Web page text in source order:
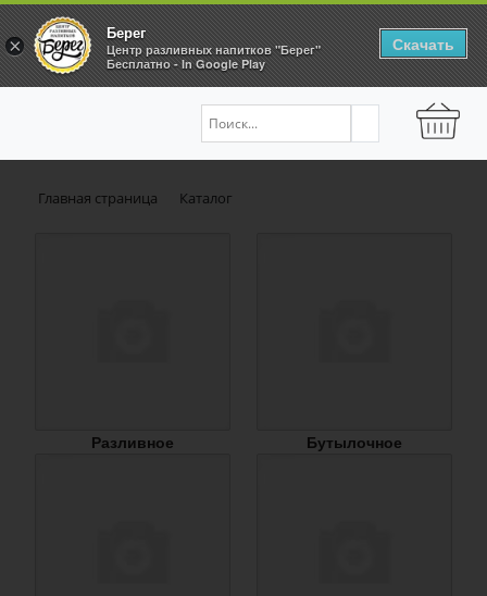
Главная страница Каталог
Разливное Бутылочное
×
Берег
Центр разливных напитков "Берег"
Бесплатно - In Google Play
Скачать